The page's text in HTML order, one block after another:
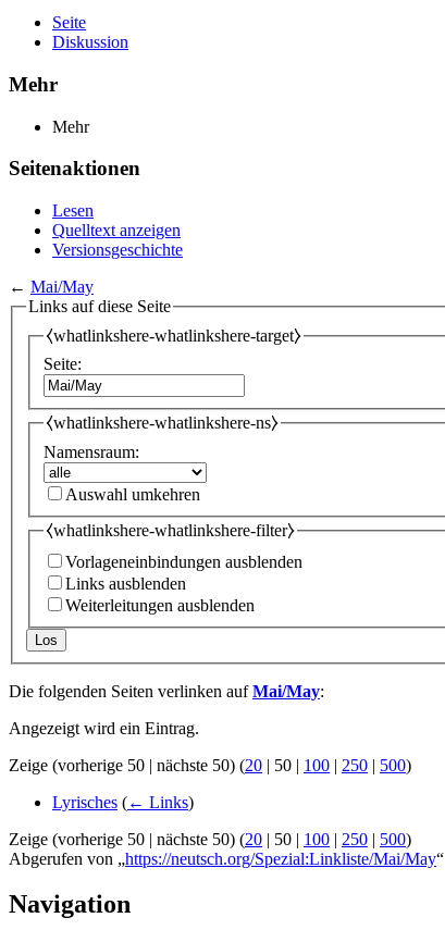
Seite
Diskussion
Mehr
Mehr
Seitenaktionen
Lesen
Quelltext anzeigen
Versionsgeschichte
← Mai/May
Links auf diese Seite
⧼whatlinkshere-whatlinkshere-target⧽
Seite:
⧼whatlinkshere-whatlinkshere-ns⧽
Namensraum:
Auswahl umkehren
⧼whatlinkshere-whatlinkshere-filter⧽
Vorlageneinbindungen ausblenden
Links ausblenden
Weiterleitungen ausblenden
Los
Die folgenden Seiten verlinken aufMai/May:
Angezeigt wird ein Eintrag.
Zeige (vorherige 50 | nächste 50) (20 | 50 | 100 | 250 | 500)
Lyrisches (← Links)
Zeige (vorherige 50 | nächste 50) (20 | 50 | 100 | 250 | 500)
Abgerufen von „https://neutsch.org/Spezial:Linkliste/Mai/May“
Navigation